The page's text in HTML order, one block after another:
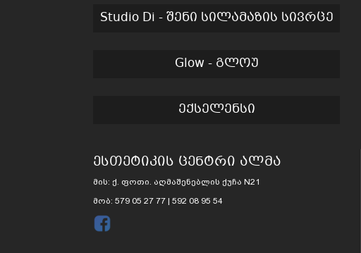
Studio Di - შენი სილამაზის სივრცე
Glow - გლოუ
ექსელენსი
ესთეტიკის ცენტრი ალმა
მის: ქ. ფოთი. აღმაშენებლის ქუჩა N21
მობ: 579 05 27 77 | 592 08 95 54